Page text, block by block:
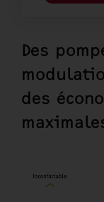
Des
des